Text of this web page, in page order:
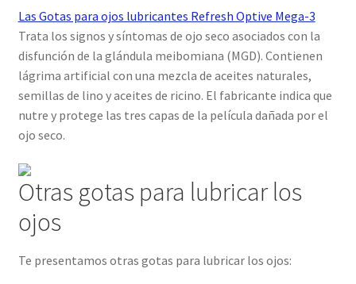
Las Gotas para ojos lubricantes Refresh Optive Mega-3
Trata los signos y síntomas de ojo seco asociados con la
disfunción de la glándula meibomiana (MGD). Contienen
lágrima artificial con una mezcla de aceites naturales,
semillas de lino y aceites de ricino. El fabricante indica que
nutre y protege las tres capas de la película dañada por el
ojo seco.
Otras gotas para lubricar los
ojos
Te presentamos otras gotas para lubricar los ojos: